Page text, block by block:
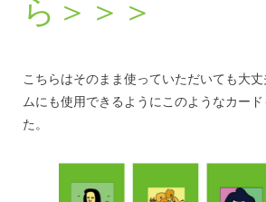
ら＞＞＞
こちらはそのまま使っていただいても大
ムにも使用できるようにこのようなカー
た。